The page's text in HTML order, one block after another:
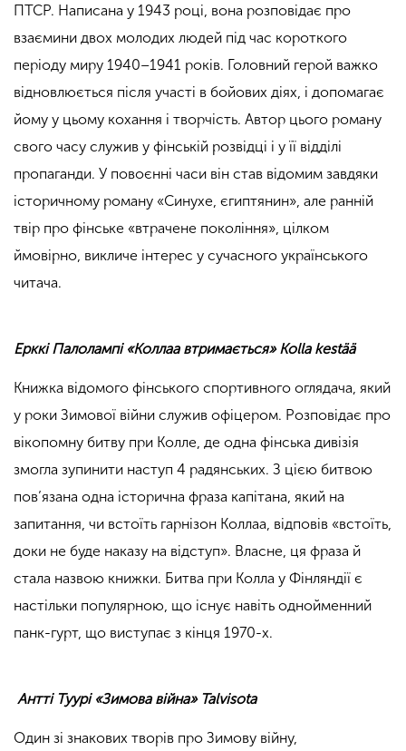
ПТСР. Написана у 1943 році, вона розповідає про
взаємини двох молодих людей під час короткого
періоду миру 1940–1941 років. Головний герой важко
відновлюється після участі в бойових діях, і допомагає
йому у цьому кохання і творчість. Автор цього роману
свого часу служив у фінській розвідці і у її відділі
пропаганди. У повоєнні часи він став відомим завдяки
історичному роману «Синухе, єгиптянин», але ранній
твір про фінське «втрачене покоління», цілком
ймовірно, викличе інтерес у сучасного українського
читача.
Ерккі Палолампі «Коллаа втримається» Kolla kestää
Книжка відомого фінського спортивного оглядача, який
у роки Зимової війни служив офіцером. Розповідає про
вікопомну битву при Колле, де одна фінська дивізія
змогла зупинити наступ 4 радянських. З цією битвою
пов’язана одна історична фраза капітана, який на
запитання, чи встоїть гарнізон Коллаа, відповів «встоїть,
доки не буде наказу на відступ». Власне, ця фраза й
стала назвою книжки. Битва при Колла у Фінляндії є
настільки популярною, що існує навіть однойменний
панк-гурт, що виступає з кінця 1970-х.
Антті Туурі «Зимова війна» Talvisota
Один зі знакових творів про Зимову війну,